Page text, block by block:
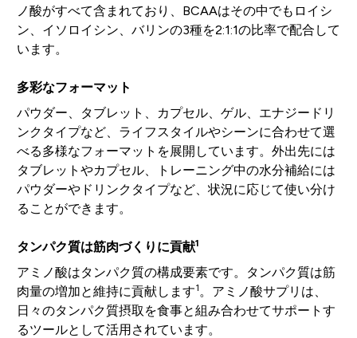
ノ酸がすべて含まれており、BCAAはその中でもロイシ
ン、イソロイシン、バリンの3種を2:1:1の比率で配合して
います。
多彩なフォーマット
パウダー、タブレット、カプセル、ゲル、エナジードリ
ンクタイプなど、ライフスタイルやシーンに合わせて選
べる多様なフォーマットを展開しています。外出先には
タブレットやカプセル、トレーニング中の水分補給には
パウダーやドリンクタイプなど、状況に応じて使い分け
ることができます。
タンパク質は筋肉づくりに貢献1
アミノ酸はタンパク質の構成要素です。タンパク質は筋
肉量の増加と維持に貢献します1。アミノ酸サプリは、
日々のタンパク質摂取を食事と組み合わせてサポートす
るツールとして活用されています。